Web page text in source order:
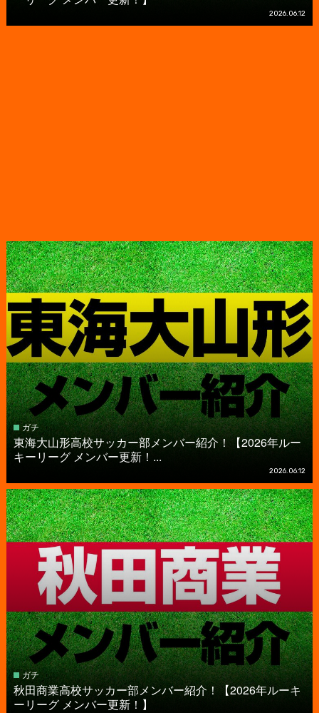
2026.06.12
ガチ
東海大山形高校サッカー部メンバー紹介！【2026年ルー
キーリーグ メンバー更新！...
2026.06.12
ガチ
秋田商業高校サッカー部メンバー紹介！【2026年ルーキ
ーリーグ メンバー更新！】